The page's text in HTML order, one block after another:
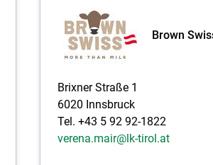
Brown
Brixner Straße 1
6020 Innsbruck
Tel. +43 5 92 92-1822
verena.mair@lk-tirol.at